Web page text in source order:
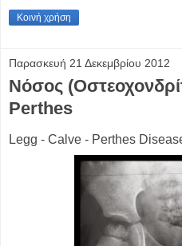
Κοινή χρήση
Παρασκευή 21 Δεκεμβρίου 2012
Νόσος
Perthes
Legg - Calve - Perthes